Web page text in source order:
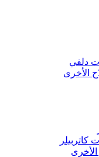
دلفي
الأخرى